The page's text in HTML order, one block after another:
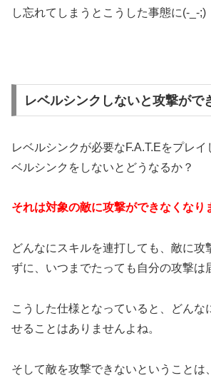
し忘れてしまうとこうした事態に(-_-;)
レベルシンクしないと攻撃がで
レベルシンクが必要なF.A.T.Eをプレ
ベルシンクをしないとどうなるか？
それは対象の敵に攻撃ができなくなり
どんなにスキルを連打しても、敵に攻
ずに、いつまでたっても自分の攻撃は
こうした仕様となっていると、どんな
せることはありませんよね。
そして敵を攻撃できないということは